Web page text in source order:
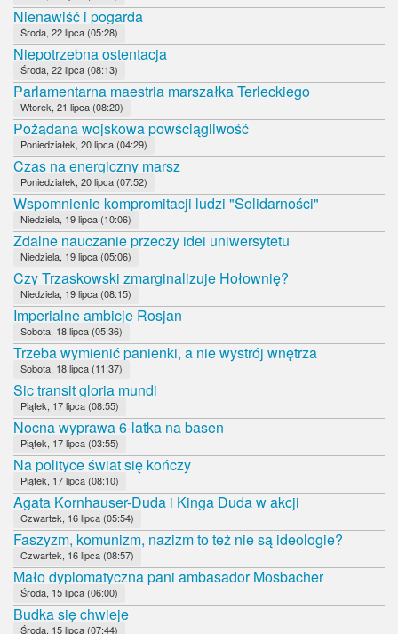
Nienawiść i pogarda
Środa, 22 lipca (05:28)
Niepotrzebna ostentacja
Środa, 22 lipca (08:13)
Parlamentarna maestria marszałka Terleckiego
Wtorek, 21 lipca (08:20)
Pożądana wojskowa powściągliwość
Poniedziałek, 20 lipca (04:29)
Czas na energiczny marsz
Poniedziałek, 20 lipca (07:52)
Wspomnienie kompromitacji ludzi "Solidarności"
Niedziela, 19 lipca (10:06)
Zdalne nauczanie przeczy idei uniwersytetu
Niedziela, 19 lipca (05:06)
Czy Trzaskowski zmarginalizuje Hołownię?
Niedziela, 19 lipca (08:15)
Imperialne ambicje Rosjan
Sobota, 18 lipca (05:36)
Trzeba wymienić panienki, a nie wystrój wnętrza
Sobota, 18 lipca (11:37)
Sic transit gloria mundi
Piątek, 17 lipca (08:55)
Nocna wyprawa 6-latka na basen
Piątek, 17 lipca (03:55)
Na polityce świat się kończy
Piątek, 17 lipca (08:10)
Agata Kornhauser-Duda i Kinga Duda w akcji
Czwartek, 16 lipca (05:54)
Faszyzm, komunizm, nazizm to też nie są ideologie?
Czwartek, 16 lipca (08:57)
Mało dyplomatyczna pani ambasador Mosbacher
Środa, 15 lipca (06:00)
Budka się chwieje
Środa, 15 lipca (07:44)